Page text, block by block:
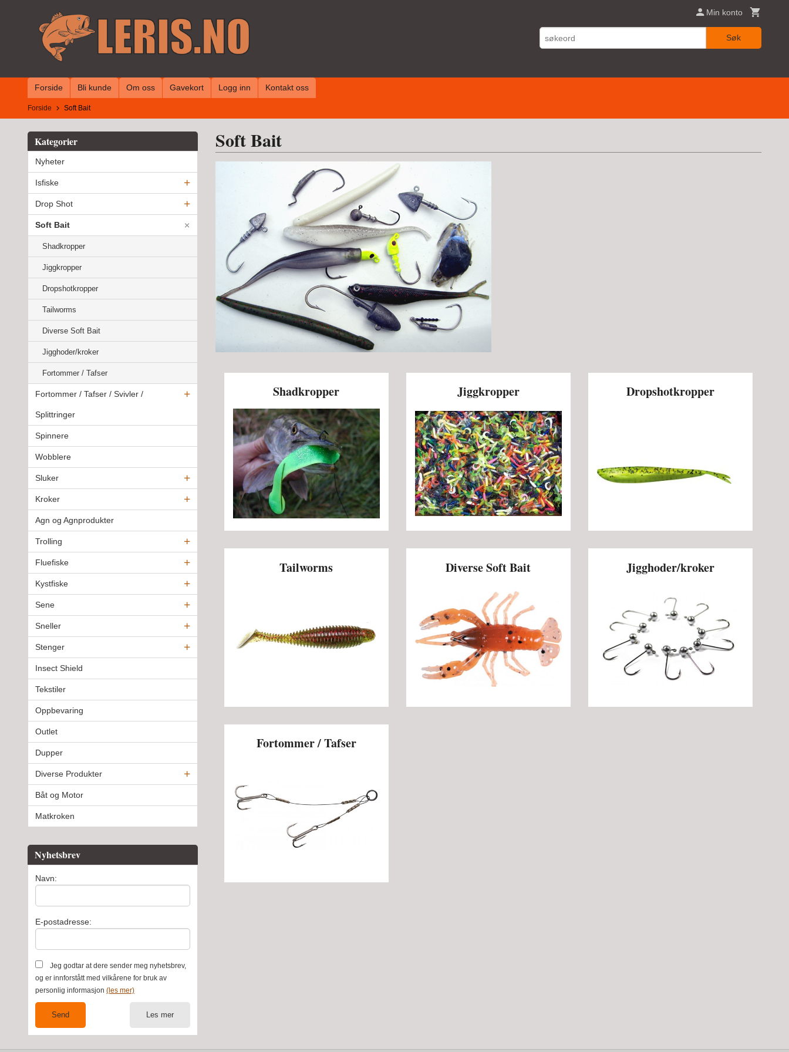
Min konto
Søk
Forside Bli kunde Om oss Gavekort Logg inn Kontakt oss
Forside Soft Bait
Kategorier
Nyheter
Isfiske
Drop Shot
Soft Bait
Shadkropper
Jiggkropper
Dropshotkropper
Tailworms
Diverse Soft Bait
Jigghoder/kroker
Fortommer / Tafser
Fortommer / Tafser / Svivler /
Splittringer
Spinnere
Wobblere
Sluker
Kroker
Agn og Agnprodukter
Trolling
Fluefiske
Kystfiske
Sene
Sneller
Stenger
Insect Shield
Tekstiler
Oppbevaring
Outlet
Dupper
Diverse Produkter
Båt og Motor
Matkroken
Nyhetsbrev
Navn:
E-postadresse:
Jeg godtar at dere sender meg nyhetsbrev,
og er innforstått med vilkårene for bruk av
personlig informasjon (les mer)
Les mer
Soft Bait
Shadkropper Jiggkropper Dropshotkropper
Tailworms Diverse Soft Bait Jigghoder/kroker
Fortommer / Tafser